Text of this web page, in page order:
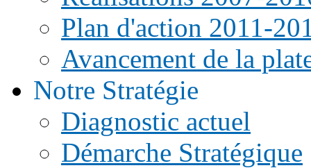
Plan d'action 2011-
Avancement de la
Notre Stratégie
Diagnostic actuel
Démarche Stratégique